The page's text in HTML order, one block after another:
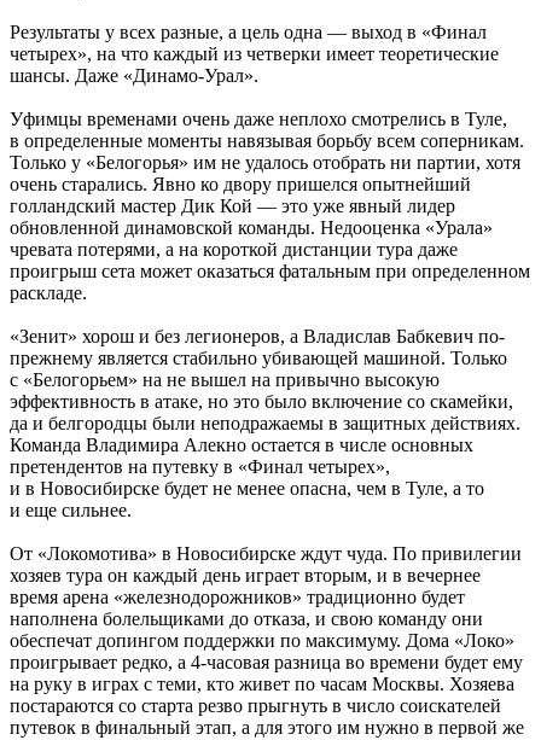
Результаты у всех разные, а цель одна — выход в «Финал
четырех», на что каждый из четверки имеет теоретические
шансы. Даже «Динамо-Урал».
Уфимцы временами очень даже неплохо смотрелись в Туле,
в определенные моменты навязывая борьбу всем соперникам.
Только у «Белогорья» им не удалось отобрать ни партии, хотя
очень старались. Явно ко двору пришелся опытнейший
голландский мастер Дик Кой — это уже явный лидер
обновленной динамовской команды. Недооценка «Урала»
чревата потерями, а на короткой дистанции тура даже
проигрыш сета может оказаться фатальным при определенном
раскладе.
«Зенит» хорош и без легионеров, а Владислав Бабкевич по-
прежнему является стабильно убивающей машиной. Только
с «Белогорьем» на не вышел на привычно высокую
эффективность в атаке, но это было включение со скамейки,
да и белгородцы были неподражаемы в защитных действиях.
Команда Владимира Алекно остается в числе основных
претендентов на путевку в «Финал четырех»,
и в Новосибирске будет не менее опасна, чем в Туле, а то
и еще сильнее.
От «Локомотива» в Новосибирске ждут чуда. По привилегии
хозяев тура он каждый день играет вторым, и в вечернее
время арена «железнодорожников» традиционно будет
наполнена болельщиками до отказа, и свою команду они
обеспечат допингом поддержки по максимуму. Дома «Локо»
проигрывает редко, а 4-часовая разница во времени будет ему
на руку в играх с теми, кто живет по часам Москвы. Хозяева
постараются со старта резво прыгнуть в число соискателей
путевок в финальный этап, а для этого им нужно в первой же